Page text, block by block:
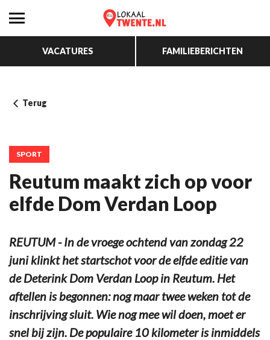
VACATURES FAMILIEBERICHTEN
Terug
SPORT
Reutum maakt zich op voor
elfde Dom Verdan Loop
REUTUM - In de vroege ochtend van zondag 22
juni klinkt het startschot voor de elfde editie van
de Deterink Dom Verdan Loop in Reutum. Het
aftellen is begonnen: nog maar twee weken tot de
inschrijving sluit. Wie nog mee wil doen, moet er
snel bij zijn. De populaire 10 kilometer is inmiddels